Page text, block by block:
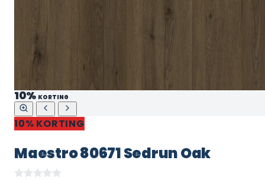
10% KORTING
10% KORTING
Maestro 80671 Sedrun Oak